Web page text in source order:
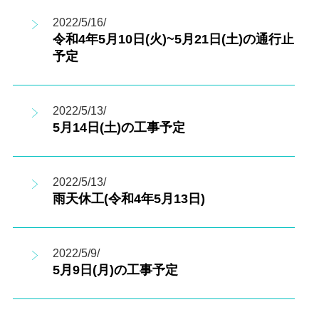
2022/5/16/
令和4年5月10日(火)~5月21日(土)の通行止
予定
2022/5/13/
5月14日(土)の工事予定
2022/5/13/
雨天休工(令和4年5月13日)
2022/5/9/
5月9日(月)の工事予定